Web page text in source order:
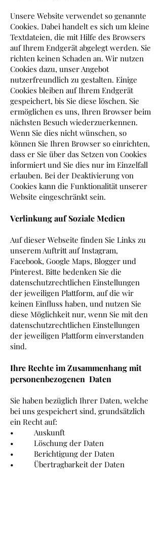
Unsere Website verwendet so genannte
Cookies. Dabei handelt es sich um kleine
Textdateien, die mit Hilfe des Browsers
auf Ihrem Endgerät abgelegt werden. Sie
richten keinen Schaden an. Wir nutzen
Cookies dazu, unser Angebot
nutzerfreundlich zu gestalten. Einige
Cookies bleiben auf Ihrem Endgerät
gespeichert, bis Sie diese löschen. Sie
ermöglichen es uns, Ihren Browser beim
nächsten Besuch wiederzuerkennen.
Wenn Sie dies nicht wünschen, so
können Sie Ihren Browser so einrichten,
dass er Sie über das Setzen von Cookies
informiert und Sie dies nur im Einzelfall
erlauben. Bei der Deaktivierung von
Cookies kann die Funktionalität unserer
Website eingeschränkt sein.
Verlinkung auf Soziale Medien
Auf dieser Webseite finden Sie Links zu
unserem Auftritt auf Instagram,
Facebook, Google Maps, Blogger und
Pinterest. Bitte bedenken Sie die
datenschutzrechtlichen Einstellungen
der jeweiligen Plattform, auf die wir
keinen Einfluss haben, und nutzen Sie
diese Möglichkeit nur, wenn Sie mit den
datenschutzrechtlichen Einstellungen
der jeweiligen Plattform einverstanden
sind.
Ihre Rechte im Zusammenhang mit
personenbezogenen Daten
Sie haben bezüglich Ihrer Daten, welche
bei uns gespeichert sind, grundsätzlich
ein Recht auf:
• Auskunft
• Löschung der Daten
• Berichtigung der Daten
• Übertragbarkeit der Daten